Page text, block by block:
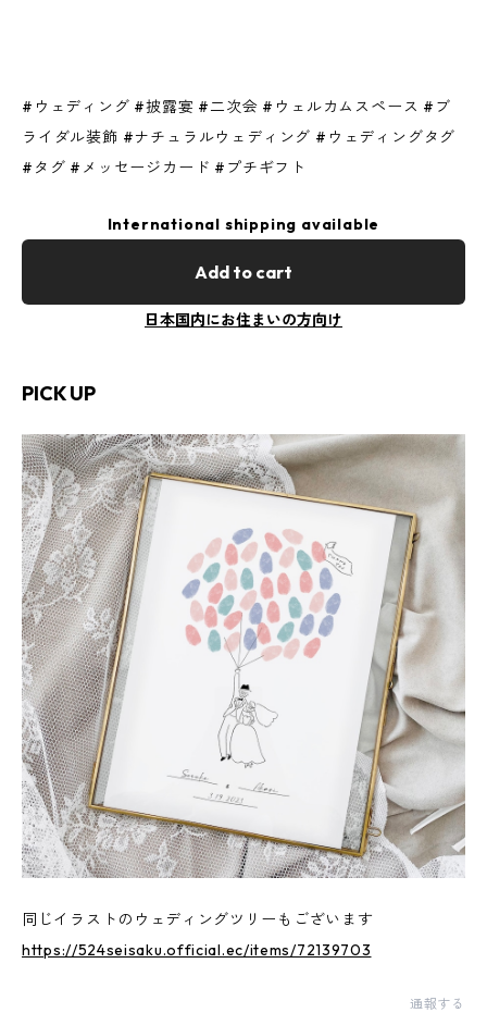
#ウェディング #披露宴 #二次会 #ウェルカムスペース #ブ
ライダル装飾 #ナチュラルウェディング #ウェディングタグ
#タグ #メッセージカード #プチギフト
International shipping available
Add to cart
日本国内にお住まいの方向け
PICK UP
同じイラストのウェディングツリーもございます
https://524seisaku.official.ec/items/72139703
通報する